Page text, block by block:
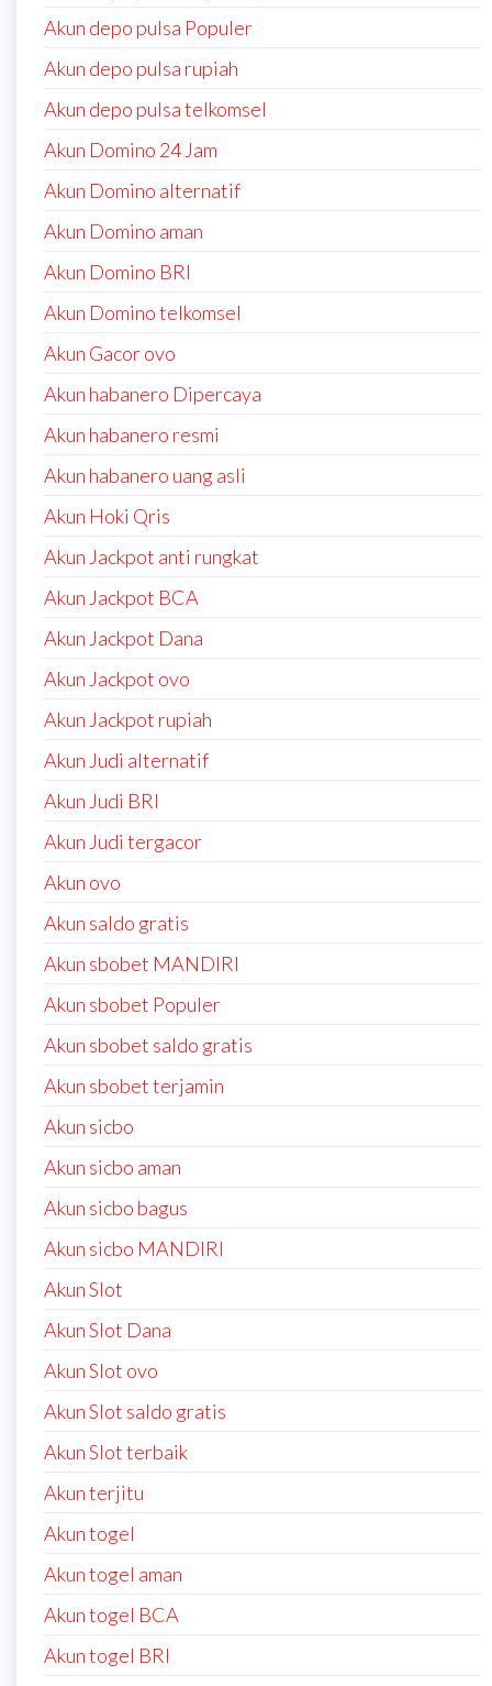
Akun depo pulsa Populer
Akun depo pulsa rupiah
Akun depo pulsa telkomsel
Akun Domino 24 Jam
Akun Domino alternatif
Akun Domino aman
Akun Domino BRI
Akun Domino telkomsel
Akun Gacor ovo
Akun habanero Dipercaya
Akun habanero resmi
Akun habanero uang asli
Akun Hoki Qris
Akun Jackpot anti rungkat
Akun Jackpot BCA
Akun Jackpot Dana
Akun Jackpot ovo
Akun Jackpot rupiah
Akun Judi alternatif
Akun Judi BRI
Akun Judi tergacor
Akun ovo
Akun saldo gratis
Akun sbobet MANDIRI
Akun sbobet Populer
Akun sbobet saldo gratis
Akun sbobet terjamin
Akun sicbo
Akun sicbo aman
Akun sicbo bagus
Akun sicbo MANDIRI
Akun Slot
Akun Slot Dana
Akun Slot ovo
Akun Slot saldo gratis
Akun Slot terbaik
Akun terjitu
Akun togel
Akun togel aman
Akun togel BCA
Akun togel BRI